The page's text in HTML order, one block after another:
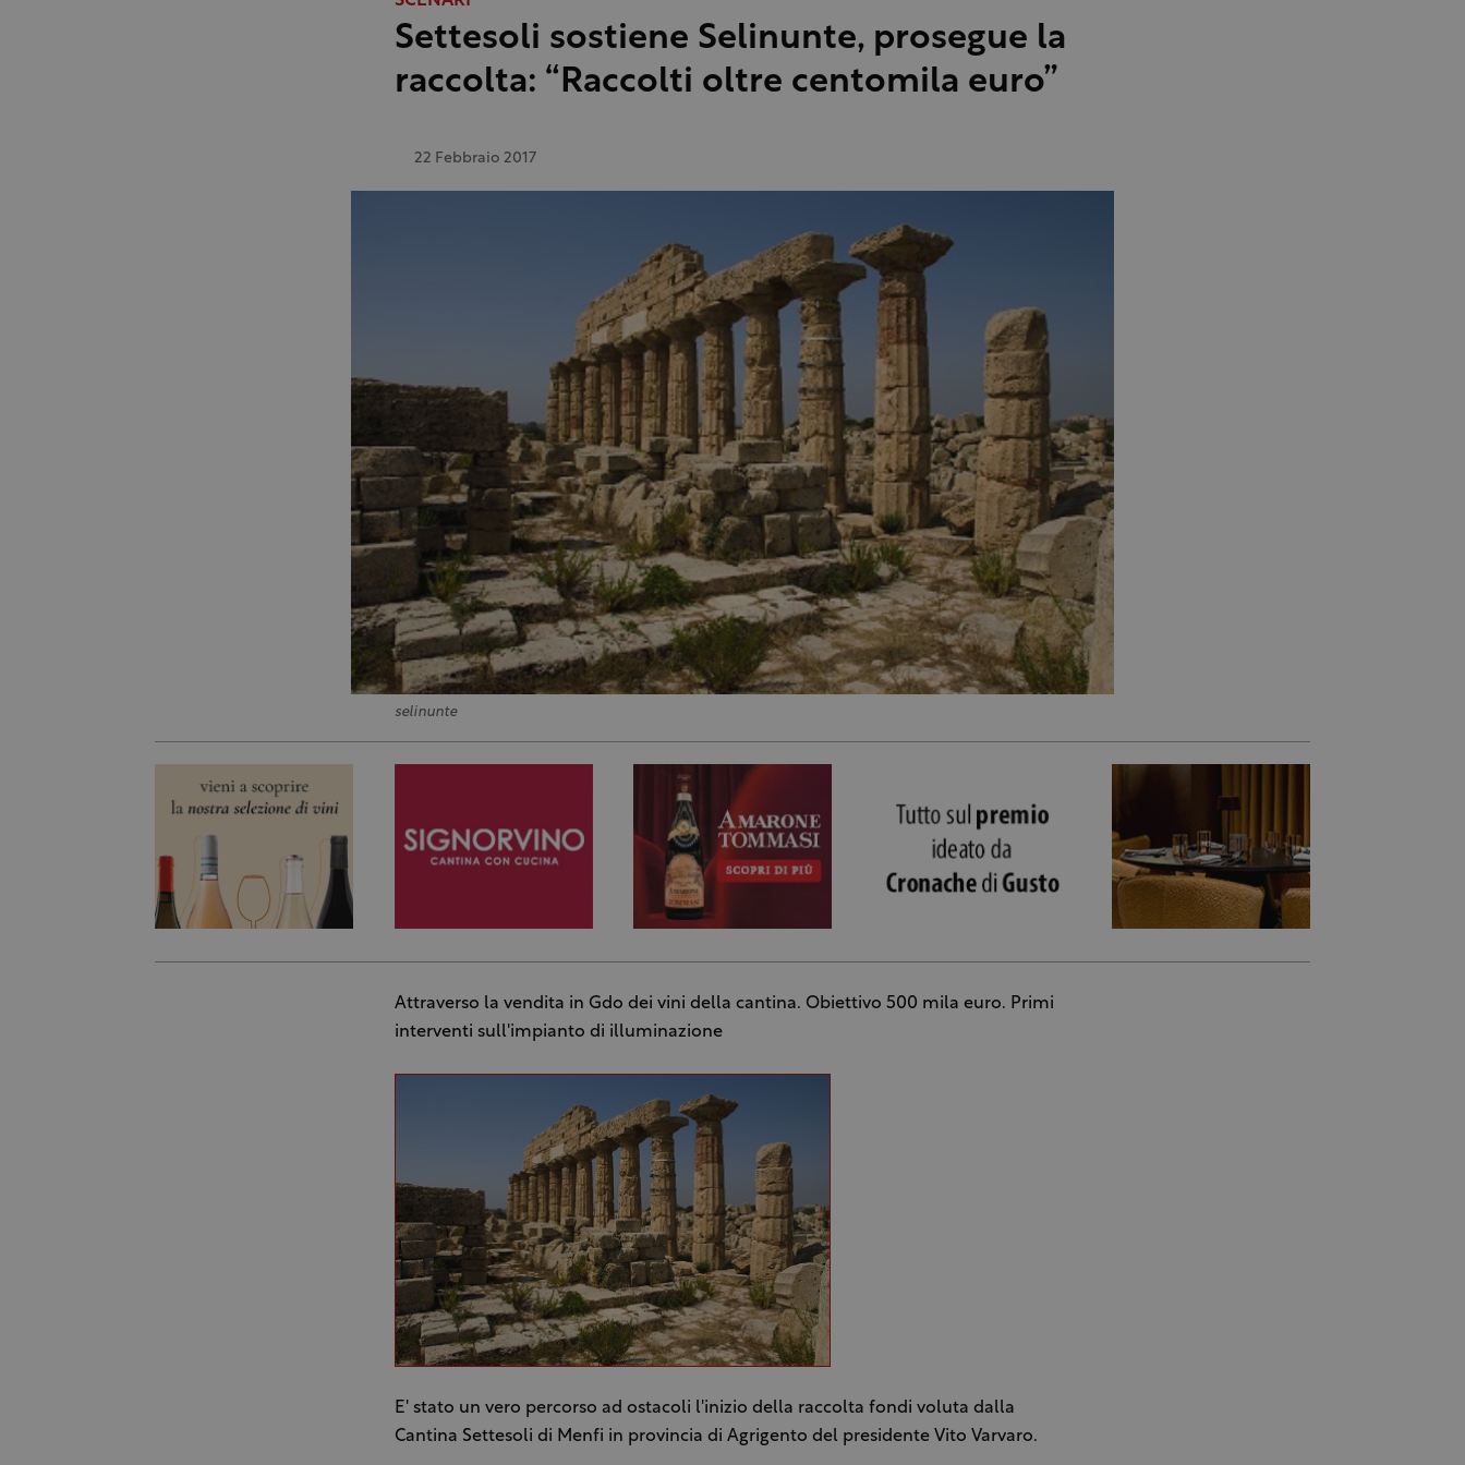
Settesoli sostiene Selinunte, prosegue la
raccolta: “Raccolti oltre centomila euro”
22 Febbraio 2017
selinunte
Attraverso la vendita in Gdo dei vini della cantina. Obiettivo 500 mila euro. Primi
interventi sull'impianto di illuminazione
E' stato un vero percorso ad ostacoli l'inizio della raccolta fondi voluta dalla
Cantina Settesoli di Menfi in provincia di Agrigento del presidente Vito Varvaro.